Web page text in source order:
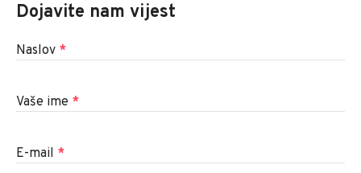
Dojavite nam vijest
Naslov *
Vaše ime *
E-mail *